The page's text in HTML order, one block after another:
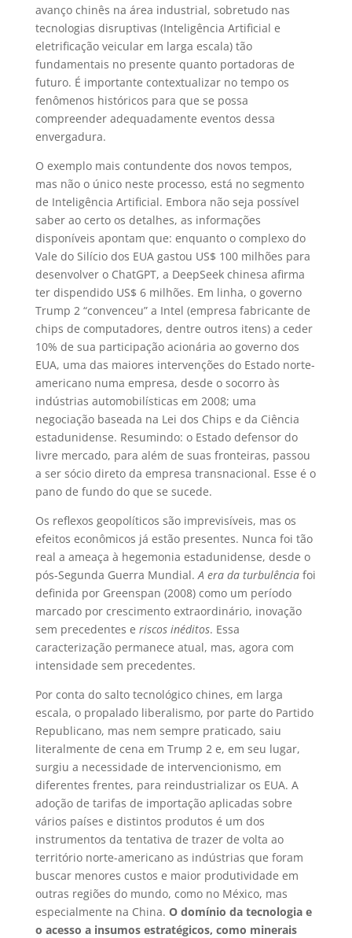
avanço chinês na área industrial, sobretudo nas
tecnologias disruptivas (Inteligência Artificial e
eletrificação veicular em larga escala) tão
fundamentais no presente quanto portadoras de
futuro. É importante contextualizar no tempo os
fenômenos históricos para que se possa
compreender adequadamente eventos dessa
envergadura.
O exemplo mais contundente dos novos tempos,
mas não o único neste processo, está no segmento
de Inteligência Artificial. Embora não seja possível
saber ao certo os detalhes, as informações
disponíveis apontam que: enquanto o complexo do
Vale do Silício dos EUA gastou US$ 100 milhões para
desenvolver o ChatGPT, a DeepSeek chinesa afirma
ter dispendido US$ 6 milhões. Em linha, o governo
Trump 2 “convenceu” a Intel (empresa fabricante de
chips de computadores, dentre outros itens) a ceder
10% de sua participação acionária ao governo dos
EUA, uma das maiores intervenções do Estado norte-
americano numa empresa, desde o socorro às
indústrias automobilísticas em 2008; uma
negociação baseada na Lei dos Chips e da Ciência
estadunidense. Resumindo: o Estado defensor do
livre mercado, para além de suas fronteiras, passou
a ser sócio direto da empresa transnacional. Esse é o
pano de fundo do que se sucede.
Os reflexos geopolíticos são imprevisíveis, mas os
efeitos econômicos já estão presentes. Nunca foi tão
real a ameaça à hegemonia estadunidense, desde o
pós-Segunda Guerra Mundial. A era da turbulênciafoi
definida por Greenspan (2008) como um período
marcado por crescimento extraordinário, inovação
sem precedentes e riscos inéditos. Essa
caracterização permanece atual, mas, agora com
intensidade sem precedentes.
Por conta do salto tecnológico chines, em larga
escala, o propalado liberalismo, por parte do Partido
Republicano, mas nem sempre praticado, saiu
literalmente de cena em Trump 2 e, em seu lugar,
surgiu a necessidade de intervencionismo, em
diferentes frentes, para reindustrializar os EUA. A
adoção de tarifas de importação aplicadas sobre
vários países e distintos produtos é um dos
instrumentos da tentativa de trazer de volta ao
território norte-americano as indústrias que foram
buscar menores custos e maior produtividade em
outras regiões do mundo, como no México, mas
especialmente na China. O domínio da tecnologia e
o acesso a insumos estratégicos, como minerais